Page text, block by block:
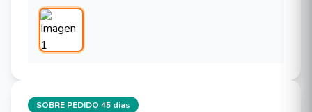
SOBRE PEDIDO 45 días